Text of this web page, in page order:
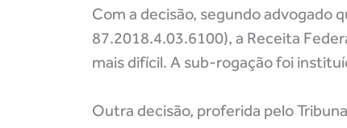
Com a decisão, segundo advogado
87.2018.4.03.6100), a Receita
mais difícil. A sub-rogação foi
Outra decisão, proferida pelo